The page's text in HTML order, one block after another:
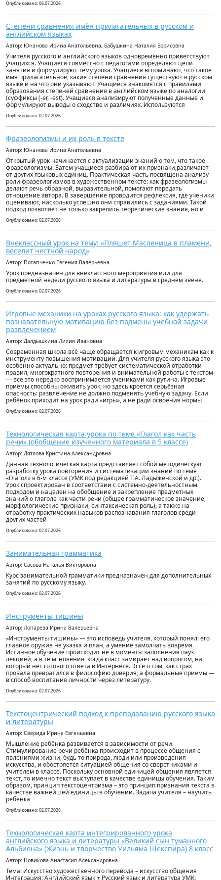
Опубликовано: 06.07.2026
Степени сравнения имён прилагательных в русском и
английском языках
Автор: Юнанова Ирина Анатольевна, Бабушкина Наталия Борисовна
Учителя русского и английского языков одновременно приветствуют
учащихся. Учащиеся совместно с педагогами определяют цели
занятия и формулируют тему урока. Учащиеся вспоминают, что такое
имя прилагательное, какие степени сравнения существуют в русском
языке и на что они указывают. Учащиеся знакомятся с правилами
образования степеней сравнения в английском языке по аналогии
(суффиксы (-er, -est). Учащиеся анализируют полученные данные и
формулируют выводы о сходстве и различиях. Используются
Опубликовано: 02.07.2026
Фразеологизмы и их роль в тексте
Автор: Юнанова Ирина Анатольевна
Открытый урок начинается с актуализации знаний о том, что такое
фразеологизмы. Затем учащиеся разбирают их признаки,различают
от других языковых единиц. Практическая часть посвящена анализу
роли фразеологизмов в художественном тексте: как фразеологизмы
делают речь образной, выразительной, помогают передать
отношение автора. В завершение проводится рефлексия, где ученики
оценивают, насколько успешно они справились с заданиями. Такой
подход позволяет не только закрепить теоретические знания, но и
Опубликовано: 02.07.2026
Внеклассный урок на тему: «Пляшет Масленица в пламени,
веселит честной народ»
Автор: Потапченко Евгения Валерьевна
Урок предназначен для внеклассного мероприятия или для
предметной недели русского языка и литературы в среднем звене.
Опубликовано: 02.07.2026
Игровые механики на уроках русского языка: как удержать
познавательную мотивацию без подмены учебной задачи
развлечением
Автор: Далдышкина Лилия Ивановна
Современная школа всё чаще обращается к игровым механикам как к
инструменту повышения мотивации. Для учителя русского языка это
особенно актуально: предмет требует систематической отработки
правил, многократного повторения и внимательной работы с текстом
— всё это нередко воспринимается учениками как рутина. Игровые
приёмы способны оживить урок, но здесь кроется серьёзная
опасность: развлечение не должно подменять учебную задачу. Если
ребёнок приходит на урок ради «игры», а не ради освоения нормы
Опубликовано: 02.07.2026
Технологическая карта урока по теме «Глагол как часть
речи» (обобщение изученного материала в 5 классе)
Автор: Дятлова Кристина Александровна
Данная технологическая карта представляет собой методическую
разработку урока повторения и систематизации знаний по теме
«Глагол» в 6-м классе (УМК под редакцией Т.А. Ладыженской и др.).
Урок спроектирован в соответствии с системно-деятельностным
подходом и нацелен на обобщение и закрепление предметных
знаний о глаголе как части речи (общее грамматическое значение,
морфологические признаки, синтаксическая роль), а также на
отработку практических навыков распознавания глаголов среди
других частей
Опубликовано: 02.07.2026
Занимательная грамматика
Автор: Сасова Наталья Викторовна
Курс занимательной грамматики предназначен для дополнительных
занятий по русскому языку.
Опубликовано: 02.07.2026
Инструменты тишины
Автор: Лопарева Ирина Валерьевна
«Инструменты тишины» — это исповедь учителя, который понял: его
главное оружие не указка и план, а умение замолчать вовремя.
Истинное обучение происходит не в моменты заполнения пауз
лекцией, а в те мгновения, когда класс замирает над вопросом, на
который нет готового ответа в Интернете. Эссе о том, как страх
провала превратился в философию доверия, а формальные приёмы —
в способ воспитания личности через литературу.
Опубликовано: 02.07.2026
Текстоцентрический подход к преподаванию русского языка
и литературы
Автор: Сверида Ирина Евгеньевна
Мышление ребёнка развивается в зависимости от речи.
Стимулирование речи ребёнка происходит в процессе общения с
явлениями жизни, будь то природа, люди или произведения
искусства, и обостряется ситуацией общения со сверстниками и
учителем в классе. Поскольку основной единицей общения является
текст, то именно текст выступает в качестве единицы обучения. Таким
образом, принцип текстоцентризма – это принцип признания текста в
качестве важнейшей единицы в обучении. Задача учителя – научить
ребенка
Опубликовано: 02.07.2026
Технологическая карта интегрированного урока
английского языка и литературы «Великий сын туманного
Альбиона» (Жизнь и творчество Уильяма Шекспира) 8 класс
Автор: Новикова Анастасия Александровна
Тема: Искусство художественного перевода – искусство общения
Интеграция: Английский язык + Русский язык и литература УМК: